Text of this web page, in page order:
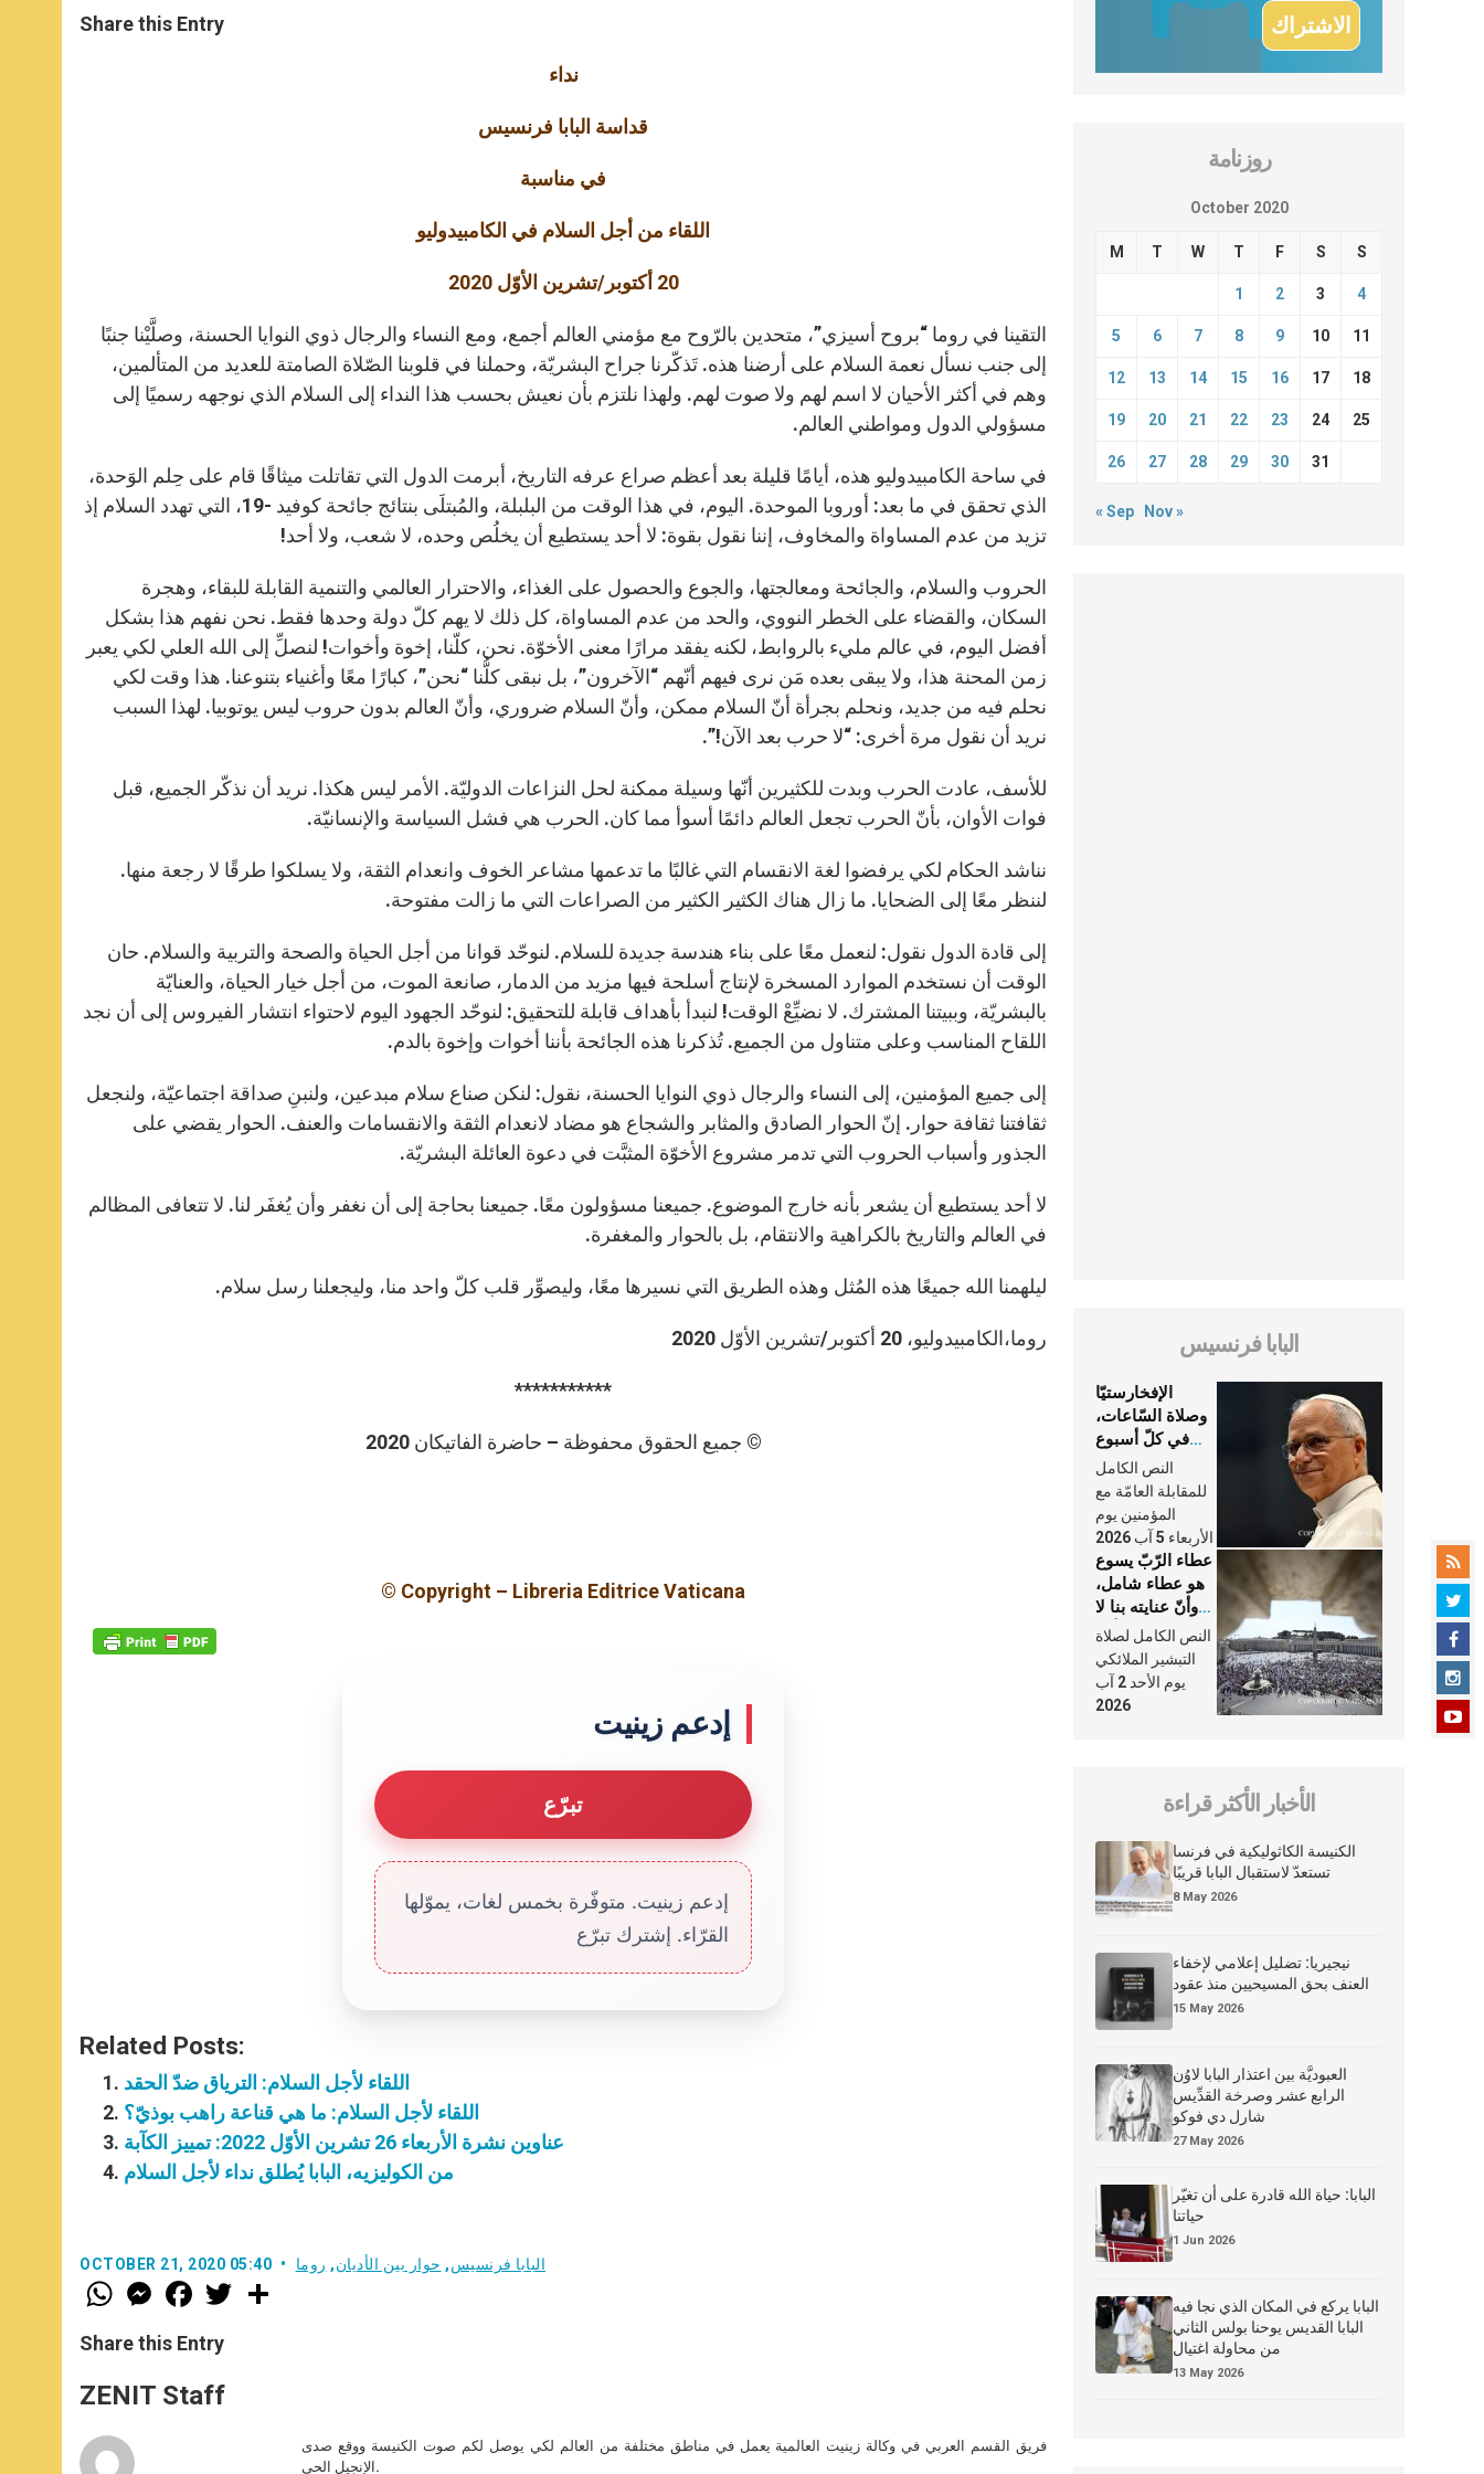
t
s
s
e
e
b
Share this Entry
نداء
قداسة البابا فرنسيس
في مناسبة
اللقاء من أجل السلام في الكامبيدوليو
20 أكتوبر/تشرين الأوّل 2020
التقينا في روما “بروح أسيزي”، متحدين بالرّوح مع مؤمني العالم أجمع، ومع النساء والرجال ذوي النوايا الحسنة، وصلَّيْنا جنبًا
إلى جنب نسأل نعمة السلام على أرضنا هذه. تَذكّرنا جراح البشريّة، وحملنا في قلوبنا الصّلاة الصامتة للعديد من المتألمين،
وهم في أكثر الأحيان لا اسم لهم ولا صوت لهم. ولهذا نلتزم بأن نعيش بحسب هذا النداء إلى السلام الذي نوجهه رسميًا إلى
مسؤولي الدول ومواطني العالم.
في ساحة الكامبيدوليو هذه، أيامًا قليلة بعد أعظم صراع عرفه التاريخ، أبرمت الدول التي تقاتلت ميثاقًا قام على حِلم الوَحدة،
الذي تحقق في ما بعد: أوروبا الموحدة. اليوم، في هذا الوقت من البلبلة، والمُبتلَى بنتائج جائحة كوفيد -19، التي تهدد السلام إذ
تزيد من عدم المساواة والمخاوف، إننا نقول بقوة: لا أحد يستطيع أن يخلُص وحده، لا شعب، ولا أحد!
الحروب والسلام، والجائحة ومعالجتها، والجوع والحصول على الغذاء، والاحترار العالمي والتنمية القابلة للبقاء، وهجرة
السكان، والقضاء على الخطر النووي، والحد من عدم المساواة، كل ذلك لا يهم كلّ دولة وحدها فقط. نحن نفهم هذا بشكل
أفضل اليوم، في عالم مليء بالروابط، لكنه يفقد مرارًا معنى الأخوّة. نحن، كلّنا، إخوة وأخوات! لنصلِّ إلى الله العلي لكي يعبر
زمن المحنة هذا، ولا يبقى بعده مَن نرى فيهم أنّهم “الآخرون”، بل نبقى كلُّنا “نحن”، كبارًا معًا وأغنياء بتنوعنا. هذا وقت لكي
نحلم فيه من جديد، ونحلم بجرأة أنّ السلام ممكن، وأنّ السلام ضروري، وأنّ العالم بدون حروب ليس يوتوبيا. لهذا السبب
نريد أن نقول مرة أخرى: “لا حرب بعد الآن!”.
للأسف، عادت الحرب وبدت للكثيرين أنّها وسيلة ممكنة لحل النزاعات الدوليّة. الأمر ليس هكذا. نريد أن نذكّر الجميع، قبل
فوات الأوان، بأنّ الحرب تجعل العالم دائمًا أسوأ مما كان. الحرب هي فشل السياسة والإنسانيّة.
نناشد الحكام لكي يرفضوا لغة الانقسام التي غالبًا ما تدعمها مشاعر الخوف وانعدام الثقة، ولا يسلكوا طرقًا لا رجعة منها.
لننظر معًا إلى الضحايا. ما زال هناك الكثير الكثير من الصراعات التي ما زالت مفتوحة.
إلى قادة الدول نقول: لنعمل معًا على بناء هندسة جديدة للسلام. لنوحّد قوانا من أجل الحياة والصحة والتربية والسلام. حان
الوقت أن نستخدم الموارد المسخرة لإنتاج أسلحة فيها مزيد من الدمار، صانعة الموت، من أجل خيار الحياة، والعنايّة
بالبشريّة، وببيتنا المشترك. لا نضيِّعْ الوقت! لنبدأ بأهداف قابلة للتحقيق: لنوحّد الجهود اليوم لاحتواء انتشار الفيروس إلى أن نجد
اللقاح المناسب وعلى متناول من الجميع. تُذكرنا هذه الجائحة بأننا أخوات وإخوة بالدم.
إلى جميع المؤمنين، إلى النساء والرجال ذوي النوايا الحسنة، نقول: لنكن صناع سلام مبدعين، ولنبنِ صداقة اجتماعيّة، ولنجعل
ثقافتنا ثقافة حوار. إنّ الحوار الصادق والمثابر والشجاع هو مضاد لانعدام الثقة والانقسامات والعنف. الحوار يقضي على
الجذور وأسباب الحروب التي تدمر مشروع الأخوّة المثبَّت في دعوة العائلة البشريّة.
لا أحد يستطيع أن يشعر بأنه خارج الموضوع. جميعنا مسؤولون معًا. جميعنا بحاجة إلى أن نغفر وأن يُغفَر لنا. لا تتعافى المظالم
في العالم والتاريخ بالكراهية والانتقام، بل بالحوار والمغفرة.
ليلهمنا الله جميعًا هذه المُثل وهذه الطريق التي نسيرها معًا، وليصوِّر قلب كلّ واحد منا، وليجعلنا رسل سلام.
روما،الكامبيدوليو، 20 أكتوبر/تشرين الأوّل 2020
***********
© جميع الحقوق محفوظة – حاضرة الفاتيكان 2020
© Copyright – Libreria Editrice Vaticana
إدعم زينيت
تبرّع
إدعم زينيت. متوفّرة بخمس لغات، يموّلها
القرّاء. إشترك تبرّع
Related Posts:
اللقاء لأجل السلام: الترياق ضدّ الحقد
اللقاء لأجل السلام: ما هي قناعة راهب بوذيّ؟
عناوين نشرة الأربعاء 26 تشرين الأوّل 2022: تمييز الكآبة
من الكوليزيه، البابا يُطلق نداء لأجل السلام
OCTOBER 21, 2020 05:40 البابا فرنسيس, حوار بين الأديان, روما
W
h
t
s
p
p
M
e
s
e
g
e
F
a
e
b
o
k
w
Share this Entry
ZENIT Staff
فريق القسم العربي في وكالة زينيت العالمية يعمل في مناطق مختلفة من العالم لكي يوصل لكم صوت الكنيسة ووقع صدى
الإنجيل الحي.
روزنامة
October 2020
M T W T F S S
1 2 3 4
5 6 7 8 9 10 11
12 13 14 15 16 17 18
19 20 21 22 23 24 25
26 27 28 29 30 31
« Sep Nov »
البابا فرنسيس
الإفخارستيّا
وصلاة السّاعات،
في كلّ أسبوع
وكلّ يوم، هما
النَّفَس في حياة
الكنيسة
النص الكامل
للمقابلة العامّة مع
المؤمنين يوم
الأربعاء 5 آب 2026
عطاء الرّبّ يسوع
هو عطاء شامل،
وأنّ عنايته بنا لا
تغيب عنّا أبدًا
النص الكامل لصلاة
التبشير الملائكي
يوم الأحد 2 آب
2026
الأخبار الأكثر قراءة
الكنيسة الكاثوليكية في فرنسا
تستعدّ لاستقبال البابا قريبًا
8 May 2026
نيجيريا: تضليل إعلامي لإخفاء
العنف بحق المسيحيين منذ عقود
15 May 2026
العبوديَّة بين اعتذار البابا لاوُن
الرابع عشر وصرخة القدِّيس
شارل دي فوكو
27 May 2026
البابا: حياة الله قادرة على أن تغيّر
حياتنا
1 Jun 2026
البابا يركع في المكان الذي نجا فيه
البابا القديس يوحنا بولس الثاني
من محاولة اغتيال
13 May 2026